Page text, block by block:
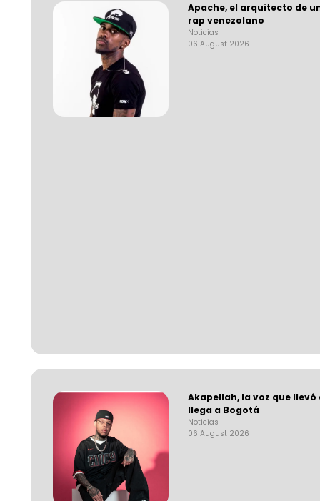
Apache, el arquitecto de
rap venezolano
Noticias
06 August 2026
Akapellah, la voz que
llega a Bogotá
Noticias
06 August 2026